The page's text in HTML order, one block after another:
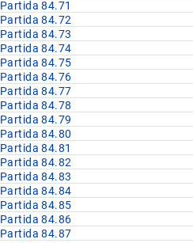
Partida 84.71
Partida 84.72
Partida 84.73
Partida 84.74
Partida 84.75
Partida 84.76
Partida 84.77
Partida 84.78
Partida 84.79
Partida 84.80
Partida 84.81
Partida 84.82
Partida 84.83
Partida 84.84
Partida 84.85
Partida 84.86
Partida 84.87